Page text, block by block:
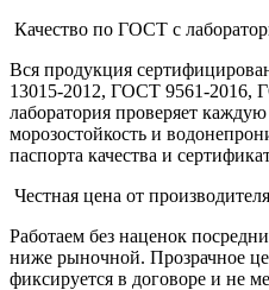
Качество по ГОСТ с
Вся продукция
13015-2012, ГОСТ 9561-2016,
лаборатория проверяет
морозостойкость и
паспорта качества и
Честная цена от производителя
Работаем без наценок
ниже рыночной. Прозрачное
фиксируется в договоре и не